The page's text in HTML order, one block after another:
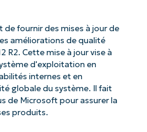
fournir des mises à jour de
améliorations de qualité
R2. Cette mise à jour vise à
d'exploitation en
internes et en
globale du système. Il fait
de Microsoft pour assurer la
produits.